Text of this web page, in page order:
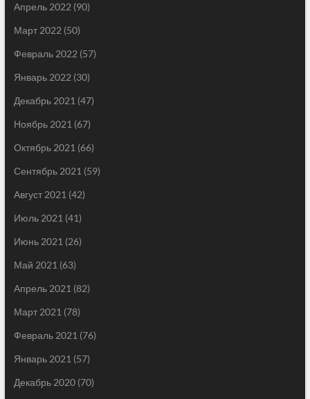
Апрель 2022 (90)
Март 2022 (50)
Февраль 2022 (57)
Январь 2022 (30)
Декабрь 2021 (47)
Ноябрь 2021 (67)
Октябрь 2021 (66)
Сентябрь 2021 (59)
Август 2021 (42)
Июль 2021 (41)
Июнь 2021 (26)
Май 2021 (63)
Апрель 2021 (82)
Март 2021 (78)
Февраль 2021 (76)
Январь 2021 (57)
Декабрь 2020(70)